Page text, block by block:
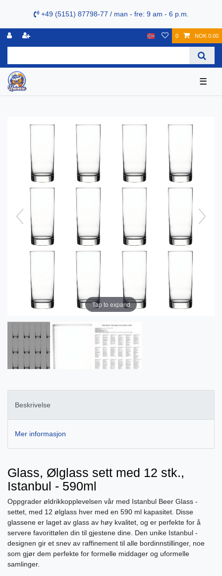
+49 (5151) 87798-77 / man - fre: 9 am - 6 p.m.
0 NOK 0.00
☰
Tap to expand
Beskrivelse
Mer informasjon
Glass, Ølglass sett med 12 stk.,
Istanbul - 590ml
Oppgrader øldrikkopplevelsen vår med Istanbul Beer Glass -
settet, med 12 ølglass hver med en 590 ml kapasitet. Disse
glassene er laget av glass av høy kvalitet, og er perfekte for å
servere favorittølen din til gjestene dine. Den unike Istanbul -
designen gir et snev av raffinement til alle bordinnstillinger, noe
som gjør dem perfekte for formelle middager og uformelle
samlinger.